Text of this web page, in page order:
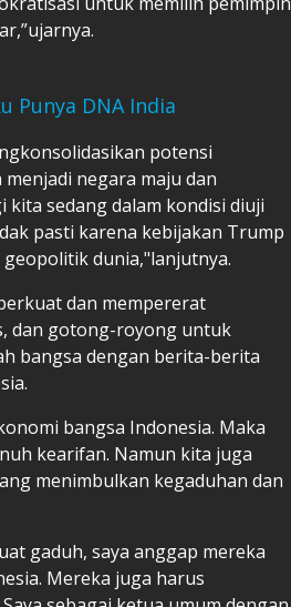
Punya DNA India
potensi
negara maju dan
kita sedang dalam kondisi diuji
pasti karena kebijakan Trump
dunia,"lanjutnya.
dan mempererat
dan gotong-royong untuk
bangsa dengan berita-berita
bangsa Indonesia. Maka
kearifan. Namun kita juga
menimbulkan kegaduhan dan
gaduh, saya anggap mereka
Mereka juga harus